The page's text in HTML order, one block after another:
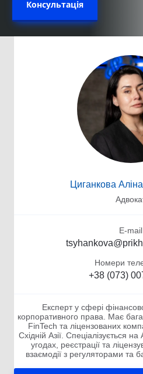
Циганкова
E-mail
Номери
+38 (073)
Експерт у сфері
корпоративного права. Має
FinTech та ліцензованих
Східній Азії. Спеціалізується
угодах, реєстрації та
взаємодії з регуляторами та
Консультація